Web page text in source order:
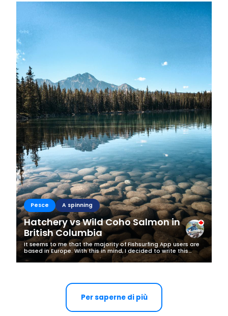
Pesce A spinning
Hatchery vs Wild Coho Salmon in
British Columbia
It seems to me that the majority of Fishsurfing App users are
based in Europe. With this in mind, I decided to write this
article to address the common misconception about how
easy salmon fishing...
Per saperne di più